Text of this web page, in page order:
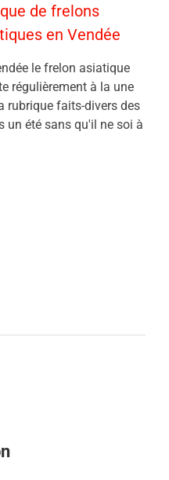
de frelons
en Vendée
le frelon asiatique
régulièrement à la une
rubrique faits-divers des
un été sans qu'il ne soi à